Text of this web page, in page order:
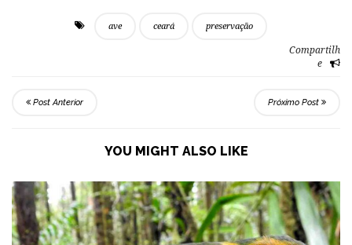
ave ceará preservação
Compartilh
e
Post Anterior Próximo Post
YOU MIGHT ALSO LIKE